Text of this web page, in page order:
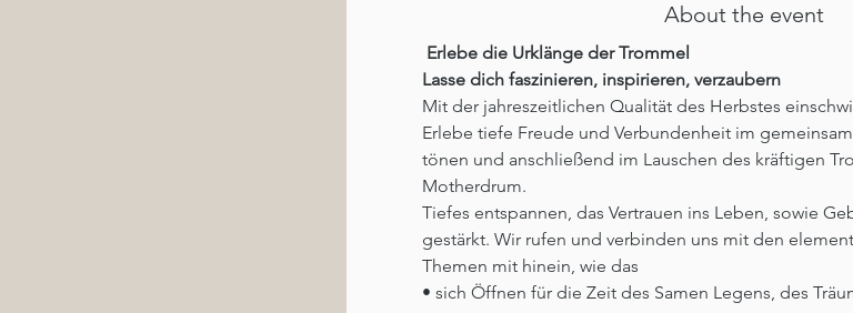
About the event
Erlebe die Urklänge der Trommel
Lasse dich faszinieren, inspirieren, verzaubern
Mit der jahreszeitlichen Qualität des Herbstes
Erlebe tiefe Freude und Verbundenheit im
tönen und anschließend im Lauschen des kräftigen
Motherdrum.
Tiefes entspannen, das Vertrauen ins Leben, sowie
gestärkt. Wir rufen und verbinden uns mit den
Themen mit hinein, wie das
• sich Öffnen für die Zeit des Samen Legens, des